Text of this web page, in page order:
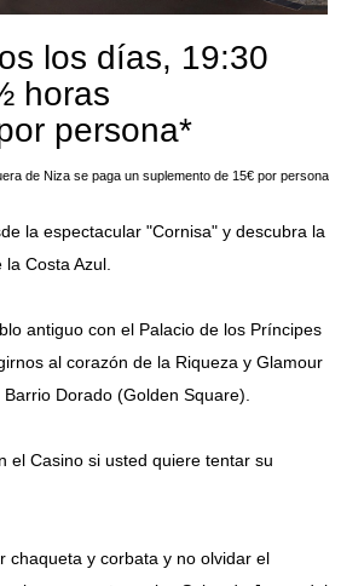
los días, 19:30
horas
persona*
de Niza se paga un suplemento de 15€ por persona
la espectacular "Cornisa" y descubra la
la Costa Azul.
antiguo con el Palacio de los Príncipes
al corazón de la Riqueza y Glamour
Dorado (Golden Square).
el Casino si usted quiere tentar su
chaqueta y corbata y no olvidar el